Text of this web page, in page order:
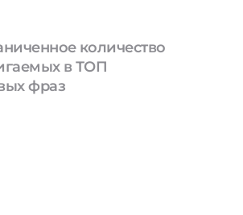
количество
в ТОП
фраз